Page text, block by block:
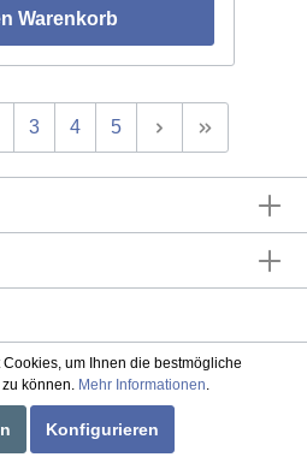
Warenkorb
3 4 5
Mehrwertsteuer zzgl.
Nachnahmegebühren, wenn
um Ihnen die bestmögliche
können. Mehr Informationen.
Konfigurieren